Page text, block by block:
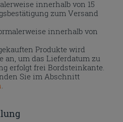
innerhalb von 15
zum Versand
innerhalb von
Produkte wird
an, um das Lieferdatum zu
erfolgt frei Bordsteinkante.
Sie im Abschnitt